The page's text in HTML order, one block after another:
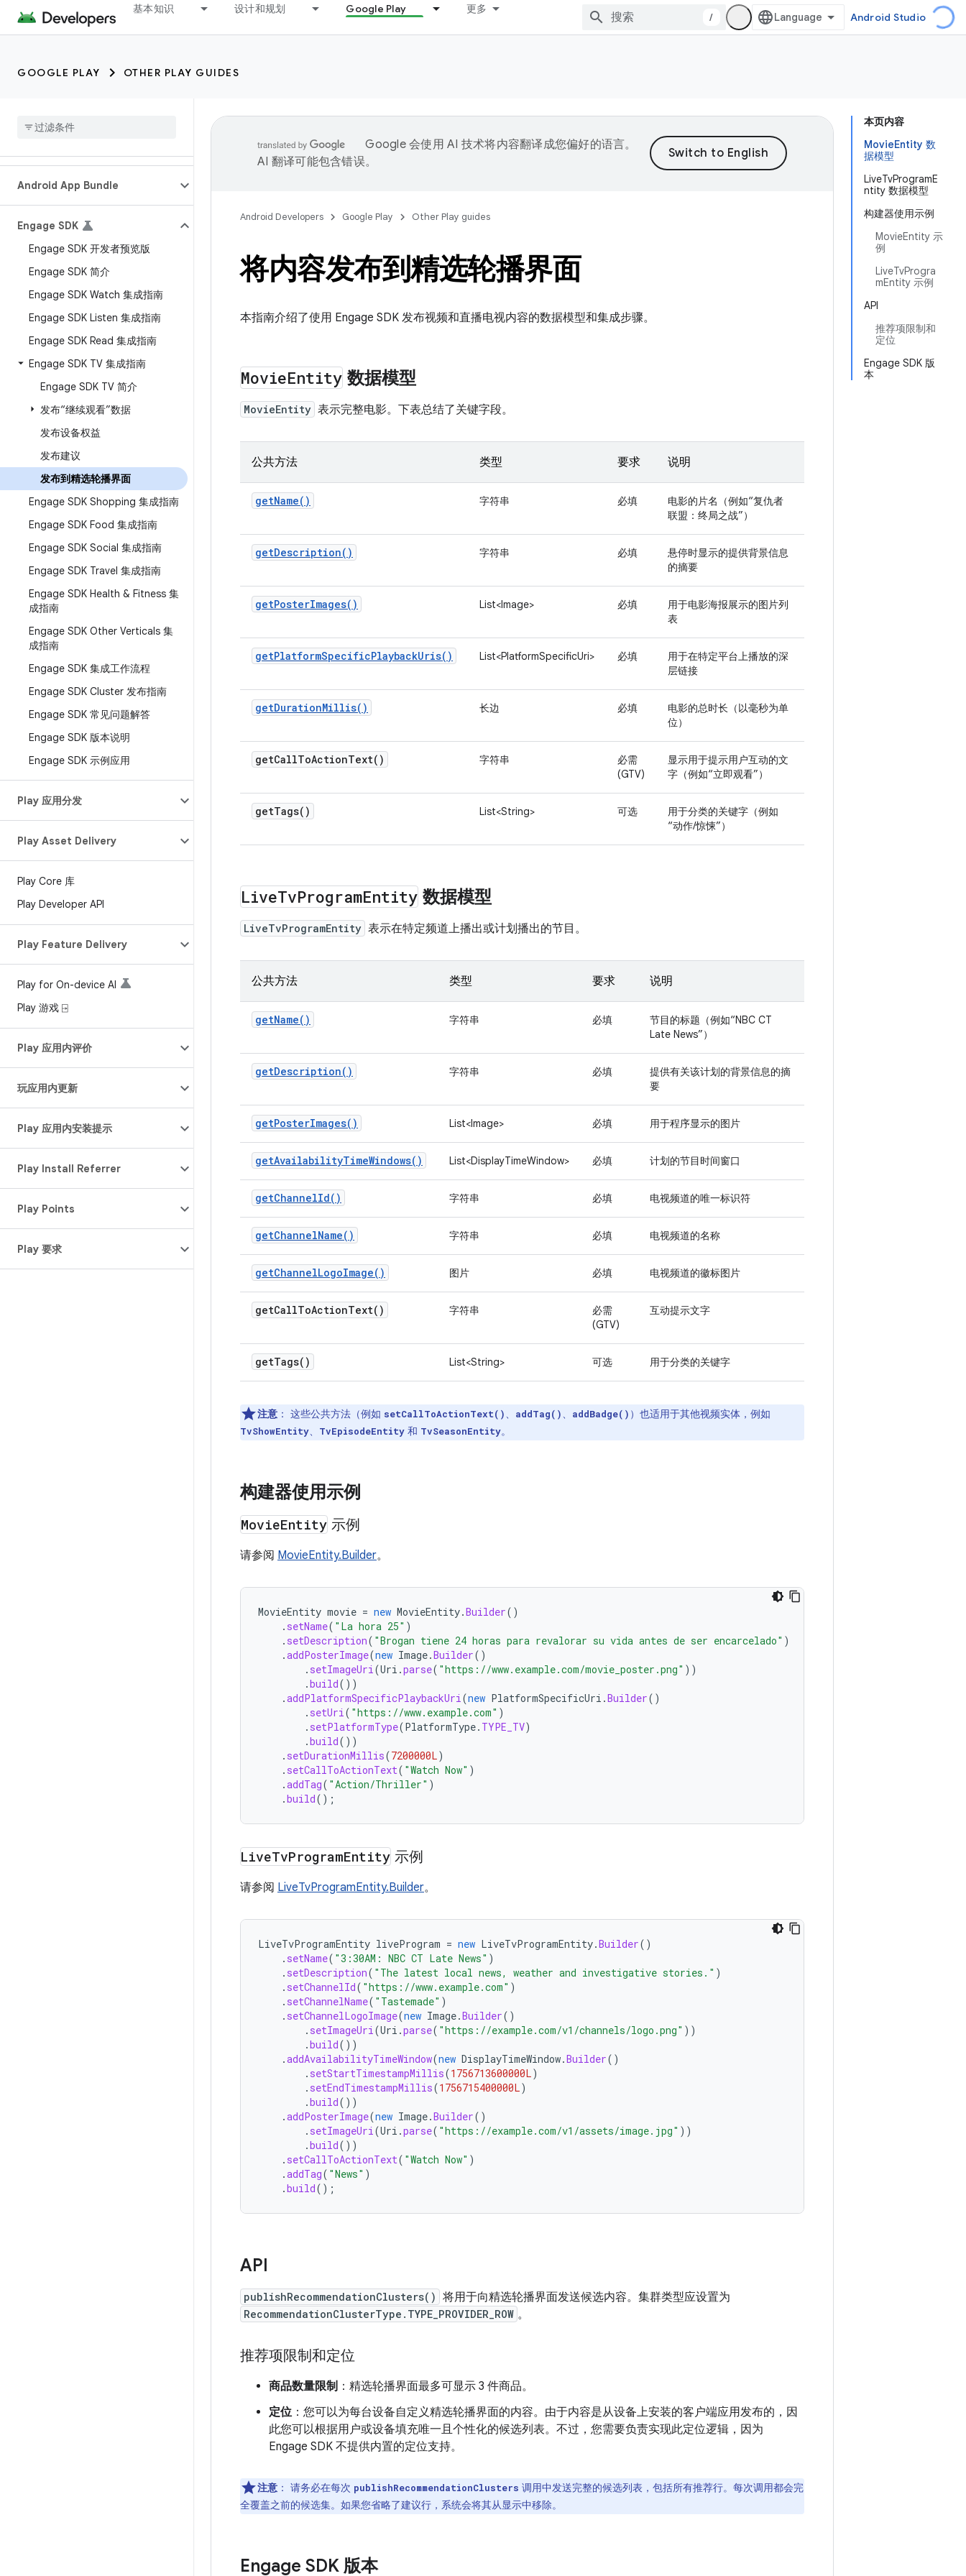
基本知识 设计和规划 Google Play 更多
/ Android Studio
GOOGLE PLAY OTHER PLAY GUIDES
Android App Bundle
Engage SDK
Engage SDK 开发者预览版
Engage SDK 简介
Engage SDK Watch 集成指南
Engage SDK Listen 集成指南
Engage SDK Read 集成指南
Engage SDK TV 集成指南
Engage SDK TV 简介
发布“继续观看”数据
发布设备权益
发布建议
发布到精选轮播界面
Engage SDK Shopping 集成指南
Engage SDK Food 集成指南
Engage SDK Social 集成指南
Engage SDK Travel 集成指南
Engage SDK Health & Fitness 集
成指南
Engage SDK Other Verticals 集
成指南
Engage SDK 集成工作流程
Engage SDK Cluster 发布指南
Engage SDK 常见问题解答
Engage SDK 版本说明
Engage SDK 示例应用
Play 应用分发
Play Asset Delivery
Play Core 库
Play Developer API
Play Feature Delivery
Play for On-device AI
Play 游戏 ⍈
Play 应用内评价
玩应用内更新
Play 应用内安装提示
Play Install Referrer
Play Points
Play 要求
本页内容
MovieEntity 数
据模型
LiveTvProgramE
ntity 数据模型
构建器使用示例
MovieEntity 示
例
LiveTvProgra
mEntity 示例
API
推荐项限制和
定位
Engage SDK 版
本
Google 会使用 AI 技术将内容翻译成您偏好的语言。
AI 翻译可能包含错误。
Android Developers Google Play Other Play guides
将内容发布到精选轮播界面
本指南介绍了使用 Engage SDK 发布视频和直播电视内容的数据模型和集成步骤。
MovieEntity 数据模型
MovieEntity 表示完整电影。下表总结了关键字段。
公共方法 类型 要求 说明
getName() 字符串 必填
电影的片名（例如“复仇者
联盟：终局之战”）
getDescription() 字符串 必填
悬停时显示的提供背景信息
的摘要
getPosterImages() List<Image> 必填
用于电影海报展示的图片列
表
getPlatformSpecificPlaybackUris() List<PlatformSpecificUri> 必填
用于在特定平台上播放的深
层链接
getDurationMillis() 长边 必填
电影的总时长（以毫秒为单
位）
getCallToActionText( ) 字符串
必需
(GTV)
显示用于提示用户互动的文
字（例如“立即观看”）
getTags( ) List<String> 可选
用于分类的关键字（例如
“动作/惊悚”）
LiveTvProgramEntity 数据模型
LiveTvProgramEntity 表示在特定频道上播出或计划播出的节目。
公共方法 类型 要求 说明
getName() 字符串 必填
节目的标题（例如“NBC CT
Late News”）
getDescription() 字符串 必填
提供有关该计划的背景信息的摘
要
getPosterImages() List<Image> 必填 用于程序显示的图片
getAvailabilityTimeWindows() List<DisplayTimeWindow> 必填 计划的节目时间窗口
getChannelId() 字符串 必填 电视频道的唯一标识符
getChannelName() 字符串 必填 电视频道的名称
getChannelLogoImage() 图片 必填 电视频道的徽标图片
getCallToActionText( ) 字符串
必需
(GTV)
互动提示文字
getTags( ) List<String> 可选 用于分类的关键字
注意 ： 这些公共方法（例如 setCallToActionText()、 addTag()、 addBadge() ）也适用于其他视频实体，例如
TvShowEntity、 TvEpisodeEntity 和 TvSeasonEntity。
构建器使用示例
MovieEntity 示例
请参阅 MovieEntity.Builder。
MovieEntity movie = new MovieEntity.Builder()
. setName( "La hora 25" )
. setDescription( "Brogan tiene 24 horas para revalorar su vida antes de ser encarcelado" )
.addPosterImage(new Image.Builder()
. setImageUri(Uri .parse( "https://www.example.com/movie_poster.png" ))
.build())
.addPlatformSpecificPlaybackUri(new PlatformSpecificUri .Builder()
. setUri( "https://www.example.com" )
. setPlatformType(PlatformType. TYPE_TV)
.build())
. setDurationMillis(7200000L)
. setCallToActionText( "Watch Now" )
.addTag( "Action/Thriller" )
.build();
LiveTvProgramEntity 示例
请参阅 LiveTvProgramEntity.Builder。
LiveTvProgramEntity liveProgram = new LiveTvProgramEntity.Builder()
. setName( "3:30AM: NBC CT Late News" )
. setDescription( "The latest local news, weather and investigative stories." )
. setChannelId( "https://www.example.com" )
. setChannelName( "Tastemade" )
. setChannelLogoImage(new Image.Builder()
. setImageUri(Uri .parse( "https://example.com/v1/channels/logo.png" ))
.build())
.addAvailabilityTimeWindow(new DisplayTimeWindow.Builder()
. setStartTimestampMillis(1756713600000L)
. setEndTimestampMillis(1756715400000L)
.build())
.addPosterImage(new Image.Builder()
. setImageUri(Uri .parse( "https://example.com/v1/assets/image.jpg" ))
.build())
. setCallToActionText( "Watch Now" )
.addTag( "News" )
.build();
API
publishRecommendationClusters() 将用于向精选轮播界面发送候选内容。集群类型应设置为
RecommendationClusterType.TYPE_PROVIDER_ROW 。
推荐项限制和定位
商品数量限制 ：精选轮播界面最多可显示 3 件商品。
定位：您可以为每台设备自定义精选轮播界面的内容。由于内容是从设备上安装的客户端应用发布的，因
此您可以根据用户或设备填充唯一且个性化的候选列表。不过，您需要负责实现此定位逻辑，因为
Engage SDK 不提供内置的定位支持。
注意 ： 请务必在每次 publishRecommendationClusters 调用中发送完整的候选列表，包括所有推荐行。每次调用都会完
全覆盖之前的候选集。如果您省略了建议行，系统会将其从显示中移除。
Engage SDK 版本